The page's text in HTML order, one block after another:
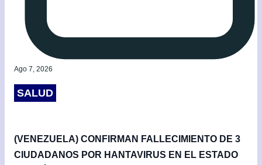
Ago 7, 2026
SALUD
(VENEZUELA) CONFIRMAN FALLECIMIENTO DE 3
CIUDADANOS POR HANTAVIRUS EN EL ESTADO